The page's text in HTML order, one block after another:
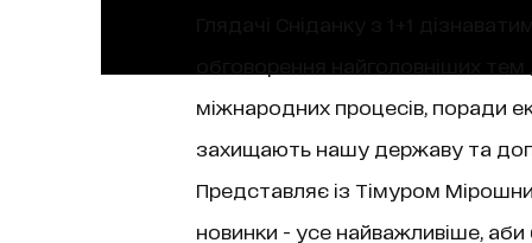
міжнародних процесів, поради
захищають нашу державу та
Представляє із Тімуром
новинки - усе найважливіше,